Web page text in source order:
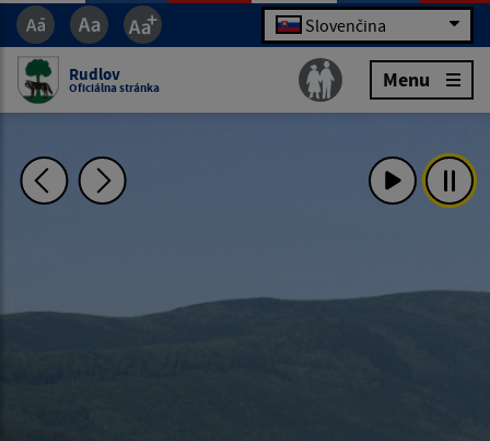
Slovenčina
Rudlov
Oficiálna stránka Menu